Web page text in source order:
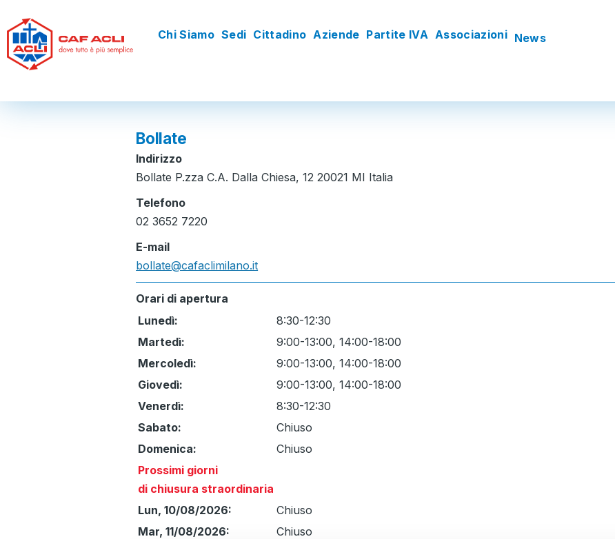
Navigazione
Chi Siamo Sedi Cittadino Aziende Partite IVA Associazioni News
Bollate
Indirizzo
Bollate P.zza C.A. Dalla Chiesa, 12 20021 MI Italia
Telefono
02 3652 7220
E-mail
bollate@cafaclimilano.it
Orari di apertura
Giorno
Time
slot
Commento
Lunedì:
8:30-12:30
Martedì:
9:00-13:00, 14:00-18:00
Mercoledì:
9:00-13:00, 14:00-18:00
Giovedì:
9:00-13:00, 14:00-18:00
Venerdì:
8:30-12:30
Sabato:
Chiuso
Domenica:
Chiuso
Prossimi giorni
di chiusura straordinaria
Lun, 10/08/2026:
Chiuso
Mar, 11/08/2026:
Chiuso